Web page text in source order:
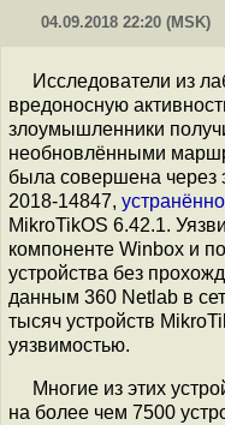
04.09.2018 22:20 (MSK)
Исследователи из
вредоносную
злоумышленники
необновлёнными
была совершена через
2018-14847,
MikroTikOS 6.42.1.
компоненте Winbox и
устройства без
данным 360 Netlab в
тысяч устройств
уязвимостью.
Многие из этих
на более чем 7500